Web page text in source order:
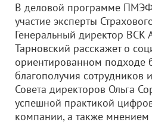
В деловой программе
участие эксперты
Генеральный директор ВСК
Тарновский расскажет о
ориентированном подходе
благополучия сотрудников
Совета директоров Ольга
успешной практикой
компании, а также мнением